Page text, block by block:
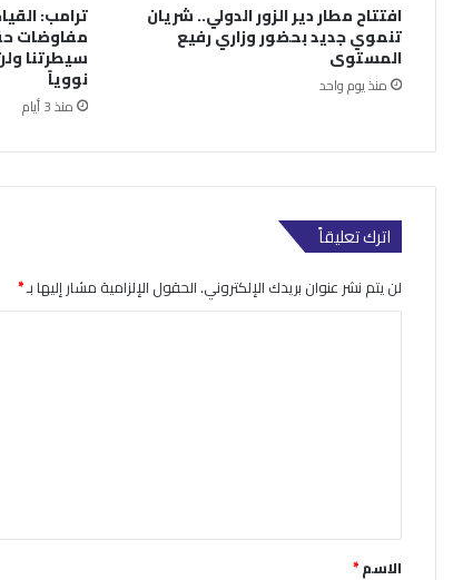
افتتاح مطار دير الزور الدولي.. شريان
تنموي جديد بحضور وزاري رفيع
المستوى
منذ يوم واحد
ترامب:
مفاوضات
سيطرتنا
نووياً
منذ 3 أيام
اترك تعليقاً
لن يتم نشر عنوان بريدك الإلكتروني.الحقول الإلزامية مشار إليها بـ*
*الاسم*